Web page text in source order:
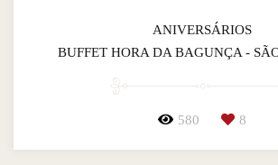
ANIVERSÁRIOS
BUFFET HORA DA BAGUNÇA -
580 8